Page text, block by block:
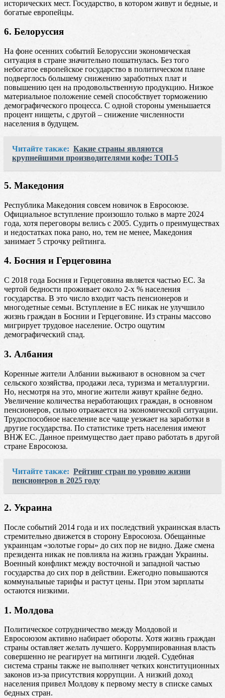
исторических мест. Государство, в котором живут и бедные, и
богатые европейцы.
6. Белоруссия
На фоне осенних событий Белоруссии экономическая
ситуация в стране значительно пошатнулась. Без того
небогатое европейское государство в политическом плане
подверглось большему снижению заработных плат и
повышению цен на продовольственную продукцию. Низкое
материальное положение семей способствует торможению
демографического процесса. С одной стороны уменьшается
процент нищеты, с другой – снижение численности
населения в будущем.
Читайте также: Какие страны являются
крупнейшими производителями кофе: ТОП-5
5. Македония
Республика Македония совсем новичок в Евросоюзе.
Официальное вступление произошло только в марте 2024
года, хотя переговоры велись с 2005. Судить о преимуществах
и недостатках пока рано, но, тем не менее, Македония
занимает 5 строчку рейтинга.
4. Босния и Герцеговина
С 2018 года Босния и Герцеговина является частью ЕС. За
чертой бедности проживает около 2-х % населения
государства. В это число входит часть пенсионеров и
многодетные семьи. Вступление в ЕС никак не улучшило
жизнь граждан в Боснии и Герцеговине. Из страны массово
мигрирует трудовое население. Остро ощутим
демографический спад.
3. Албания
Коренные жители Албании выживают в основном за счет
сельского хозяйства, продажи леса, туризма и металлургии.
Но, несмотря на это, многие жители живут крайне бедно.
Увеличение количества неработающих граждан, в основном
пенсионеров, сильно отражается на экономической ситуации.
Трудоспособное население все чаще уезжает на заработки в
другие государства. По статистике треть населения имеют
ВНЖ ЕС. Данное преимущество дает право работать в другой
стране Евросоюза.
Читайте также: Рейтинг стран по уровню жизни
пенсионеров в 2025 году
2. Украина
После событий 2014 года и их последствий украинская власть
стремительно движется в сторону Евросоюза. Обещанные
украинцам «золотые горы» до сих пор не видно. Даже смена
президента никак не повлияла на жизнь граждан Украины.
Военный конфликт между восточной и западной частью
государства до сих пор в действии. Ежегодно повышаются
коммунальные тарифы и растут цены. При этом зарплаты
остаются низкими.
1. Молдова
Политическое сотрудничество между Молдовой и
Евросоюзом активно набирает обороты. Хотя жизнь граждан
страны оставляет желать лучшего. Коррумпированная власть
совершенно не реагирует на митинги людей. Судебная
система страны также не выполняет четких конституционных
законов из-за присутствия коррупции. А низкий доход
населения привел Молдову к первому месту в списке самых
бедных стран.